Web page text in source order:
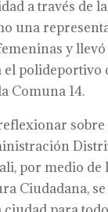
a través de
una
y
el polideportivo
Comuna 14.
por medio de
Ciudadana,